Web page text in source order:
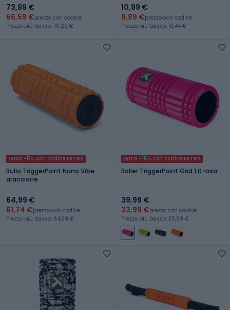
73,99 €
66,59 €prezzo con codice
Prezzo più basso: 70,29 €
10,99 €
9,89 €prezzo con codice
Prezzo più basso: 10,44 €
Extra -5% con codice EXTRA
Rullo TriggerPoint Nano Vibe
arancione
64,99 €
61,74 €prezzo con codice
Prezzo più basso: 64,99 €
Extra -15% con codice EXTRA
Roller TriggerPoint Grid 1.0 rosa
39,99 €
33,99 €prezzo con codice
Prezzo più basso: 35,99 €